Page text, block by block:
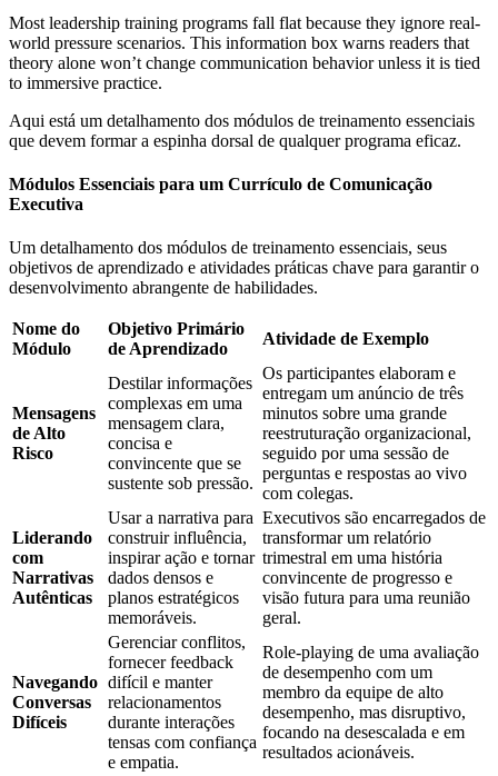
Most leadership training programs fall flat because they ignore real-
world pressure scenarios. This information box warns readers that
theory alone won’t change communication behavior unless it is tied
to immersive practice.
Aqui está um detalhamento dos módulos de treinamento essenciais
que devem formar a espinha dorsal de qualquer programa eficaz.
Módulos Essenciais para um Currículo de Comunicação
Executiva
Um detalhamento dos módulos de treinamento essenciais, seus
objetivos de aprendizado e atividades práticas chave para garantir o
desenvolvimento abrangente de habilidades.
Nome do
Módulo
Objetivo Primário
de Aprendizado
Atividade de Exemplo
Mensagens
de Alto
Risco
Destilar informações
complexas em uma
mensagem clara,
concisa e
convincente que se
sustente sob pressão.
Os participantes elaboram e
entregam um anúncio de três
minutos sobre uma grande
reestruturação organizacional,
seguido por uma sessão de
perguntas e respostas ao vivo
com colegas.
Liderando
com
Narrativas
Autênticas
Usar a narrativa para
construir influência,
inspirar ação e tornar
dados densos e
planos estratégicos
memoráveis.
Executivos são encarregados de
transformar um relatório
trimestral em uma história
convincente de progresso e
visão futura para uma reunião
geral.
Navegando
Conversas
Difíceis
Gerenciar conflitos,
fornecer feedback
difícil e manter
relacionamentos
durante interações
tensas com confiança
e empatia.
Role-playing de uma avaliação
de desempenho com um
membro da equipe de alto
desempenho, mas disruptivo,
focando na desescalada e em
resultados acionáveis.